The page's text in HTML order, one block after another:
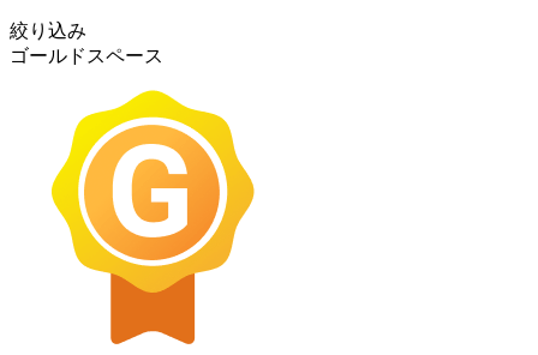
絞り込み
ゴールドスペース